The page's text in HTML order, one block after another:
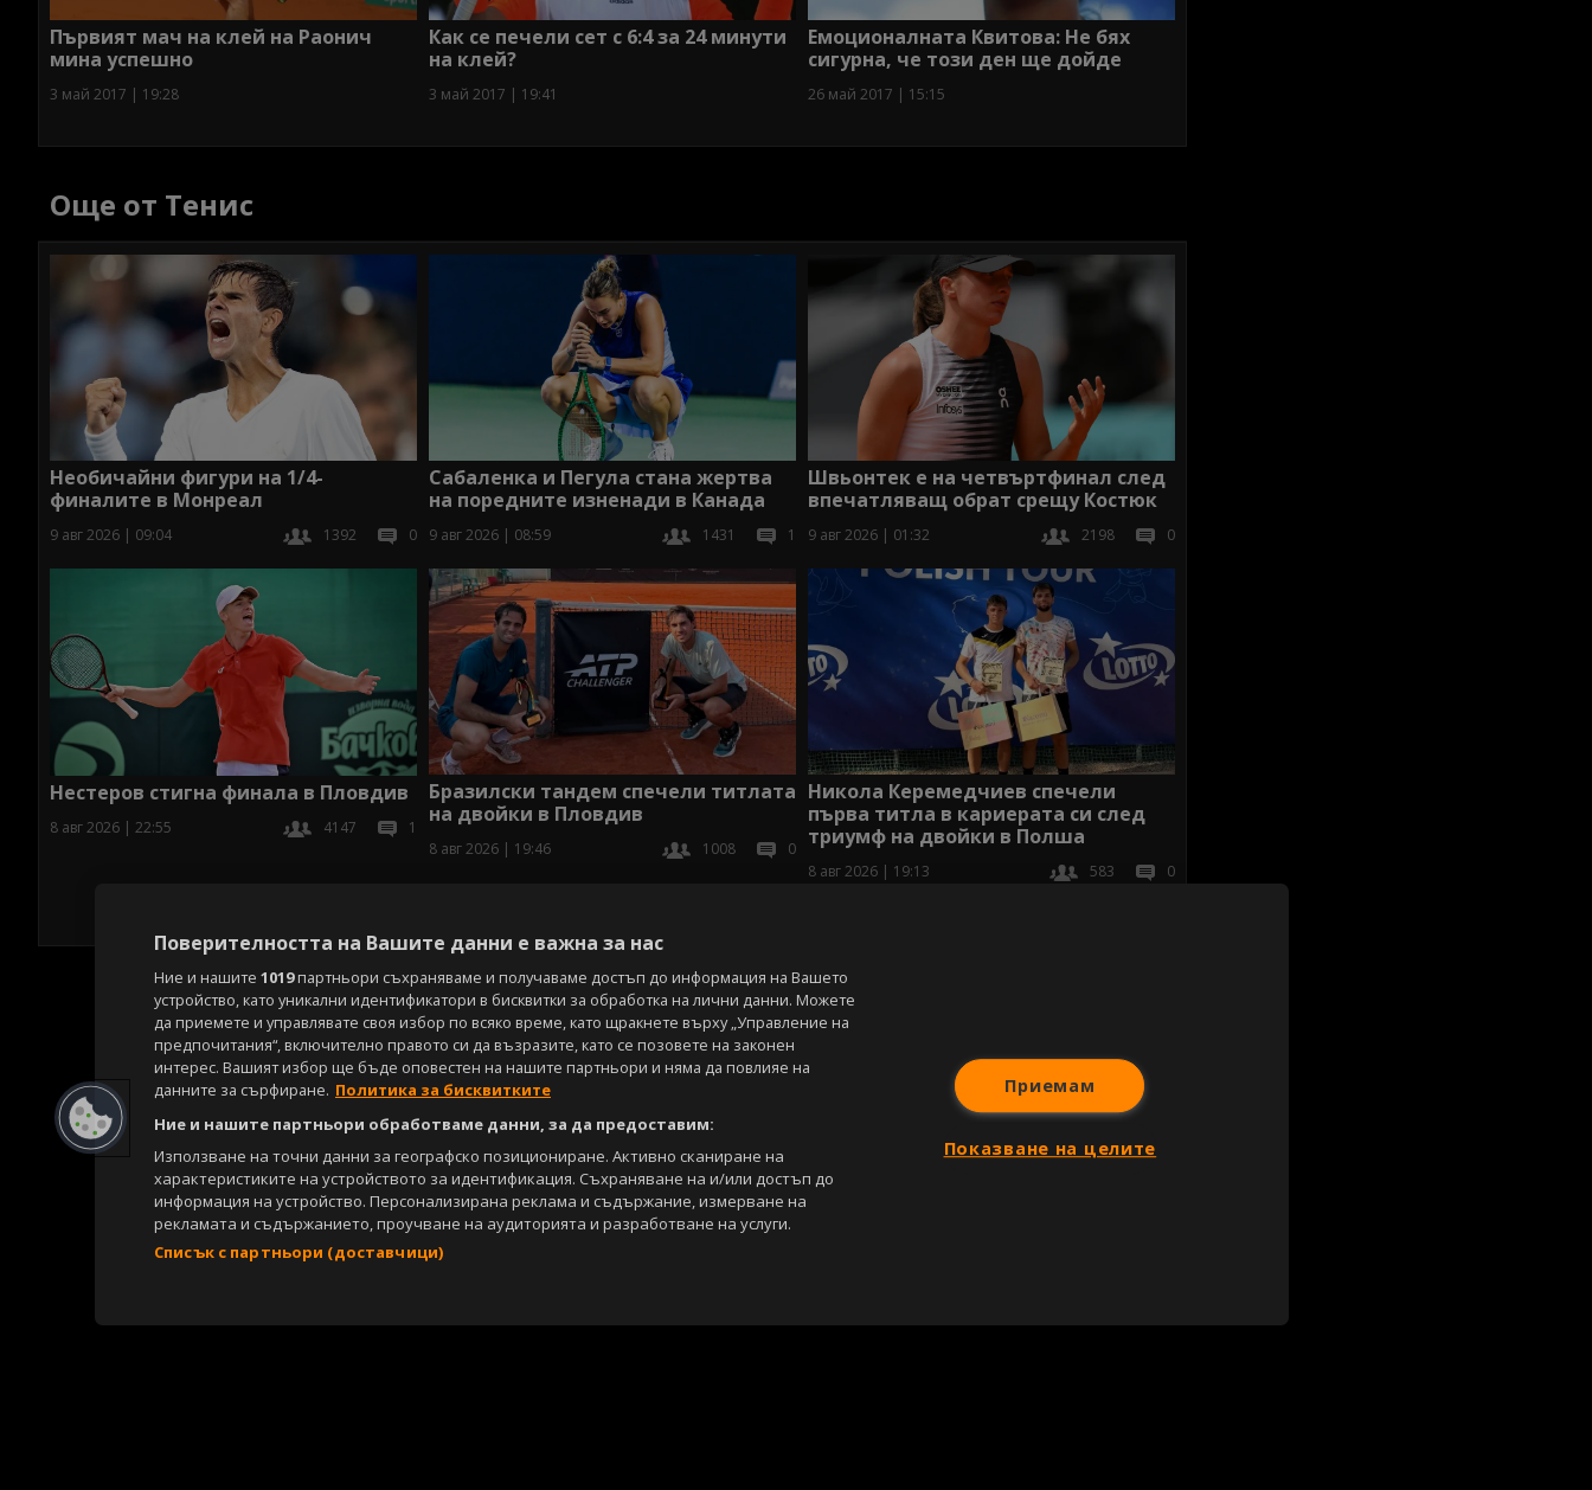
Първият мач на клей на Раонич
мина успешно
3 май 2017 | 19:28
Как се печели сет с 6:4 за 24 минути
на клей?
3 май 2017 | 19:41
Емоционалната Квитова: Не бях
сигурна, че този ден ще дойде
26 май 2017 | 15:15
Още от Тенис
Необичайни фигури на 1/4-
финалите в Монреал
9 авг 2026 | 09:04 1392 0
Сабаленка и Пегула стана жертва
на поредните изненади в Канада
9 авг 2026 | 08:59 1431 1
Швьонтек е на четвъртфинал след
впечатляващ обрат срещу Костюк
9 авг 2026 | 01:32 2198 0
Нестеров стигна финала в Пловдив
8 авг 2026 | 22:55 4147 1
Бразилски тандем спечели титлата
на двойки в Пловдив
8 авг 2026 | 19:46 1008 0
Никола Керемедчиев спечели
първа титла в кариерата си след
триумф на двойки в Полша
8 авг 2026 | 19:13 583
0
Поверителността на Вашите данни е важна за нас
Ние и нашите 1019партньори съхраняваме и получаваме достъп до информация на Вашето
устройство, като уникални идентификатори в бисквитки за обработка на лични данни. Можете
да приемете и управлявате своя избор по всяко време, като щракнете върху „Управление на
предпочитания“, включително правото си да възразите, като се позовете на законен
интерес. Вашият избор ще бъде оповестен на нашите партньори и няма да повлияе на
данните за сърфиране. Политика за бисквитките
Ние и нашите партньори обработваме данни, за да предоставим:
Използване на точни данни за географско позициониране. Активно сканиране на
характеристиките на устройството за идентификация. Съхраняване на и/или достъп до
информация на устройство. Персонализирана реклама и съдържание, измерване на
рекламата и съдържанието, проучване на аудиторията и разработване на услуги.
Списък с партньори (доставчици)
Приемам
Показване на целите